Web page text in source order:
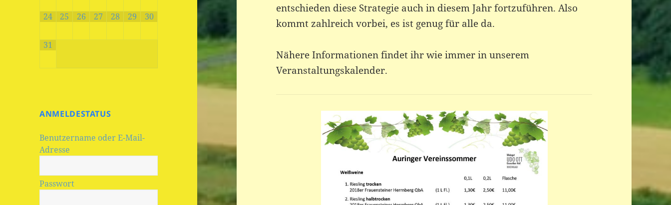
24 25 26 27 28 29 30
31
ANMELDESTATUS
Benutzername oder E-Mail-
Adresse
Passwort
entschieden diese Strategie auch in diesem Jahr fortzuführen. Also
kommt zahlreich vorbei, es ist genug für alle da.
Nähere Informationen findet ihr wie immer in unserem
Veranstaltungskalender.